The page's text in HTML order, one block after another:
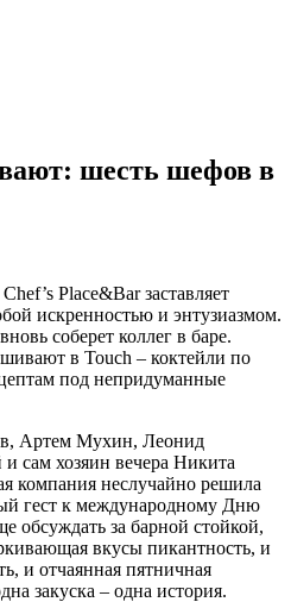
шесть шефов в
Place&Bar заставляет
искренностью и энтузиазмом.
соберет коллег в баре.
в Touch – коктейли по
под непридуманные
Артем Мухин, Леонид
сам хозяин вечера Никита
компания неслучайно решила
гест к международному Дню
обсуждать за барной стойкой,
вкусы пикантность, и
и отчаянная пятничная
закуска – одна история.